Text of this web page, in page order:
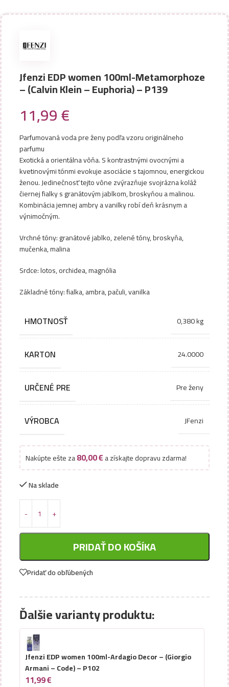
Jfenzi EDP women 100ml-Metamorphoze
– (Calvin Klein – Euphoria) – P139
11,99€
Parfumovaná voda pre ženy podľa vzoru originálneho
parfumu
Exotická a orientálna vôňa. S kontrastnými ovocnými a
kvetinovými tónmi evokuje asociácie s tajomnou, energickou
ženou. Jedinečnosť tejto vône zvýrazňuje svojrázna koláž
čiernej fialky s granátovým jablkom, broskyňou a malinou.
Kombinácia jemnej ambry a vanilky robí deň krásnym a
výnimočným.
Vrchné tóny: granátové jablko, zelené tóny, broskyňa,
mučenka, malina
Srdce: lotos, orchidea, magnólia
Základné tóny: fialka, ambra, pačuli, vanilka
HMOTNOSŤ 0,380 kg
KARTON 24.0000
URČENÉ PRE Pre ženy
VÝROBCA JFenzi
Nakúpte ešte za80,00€a získajte dopravu zdarma!
Na sklade
PRIDAŤ DO KOŠÍKA
Pridať do obľúbených
Ďalšie varianty produktu:
Jfenzi EDP women 100ml-Ardagio Decor – (Giorgio
Armani – Code) – P102
11,99€